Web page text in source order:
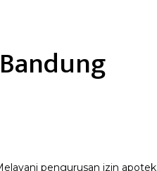
pengurusan izin apotek